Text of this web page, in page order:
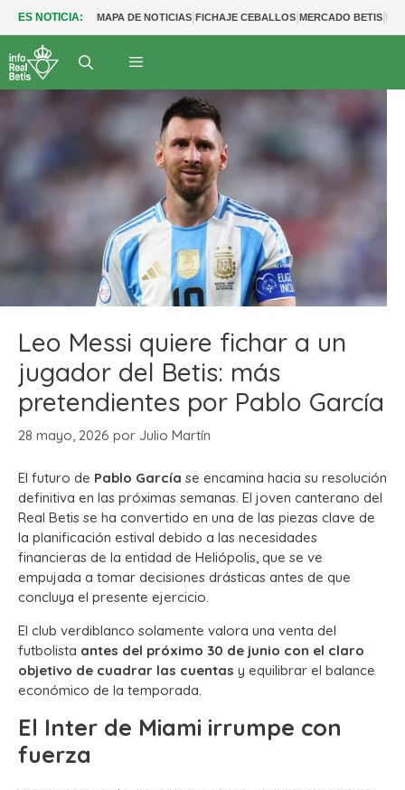
ES NOTICIA: MAPA DE NOTICIAS|FICHAJE CEBALLOS|MERCADO BETIS|
Leo Messi quiere fichar a un
jugador del Betis: más
pretendientes por Pablo García
28 mayo, 2026 por Julio Martín
El futuro de Pablo García se encamina hacia su resolución
definitiva en las próximas semanas. El joven canterano del
Real Betis se ha convertido en una de las piezas clave de
la planificación estival debido a las necesidades
financieras de la entidad de Heliópolis, que se ve
empujada a tomar decisiones drásticas antes de que
concluya el presente ejercicio.
El club verdiblanco solamente valora una venta del
futbolista antes del próximo 30 de junio con el claro
objetivo de cuadrar las cuentas y equilibrar el balance
económico de la temporada.
El Inter de Miami irrumpe con
fuerza